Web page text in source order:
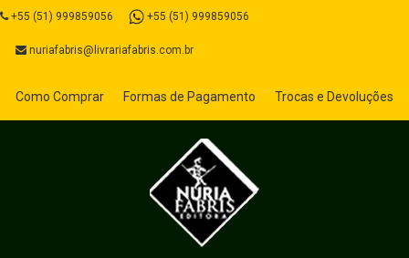
+55 (51) 999859056 +55 (51) 999859056
nuriafabris@livrariafabris.com.br
Como Comprar Formas de Pagamento Trocas e Devoluções